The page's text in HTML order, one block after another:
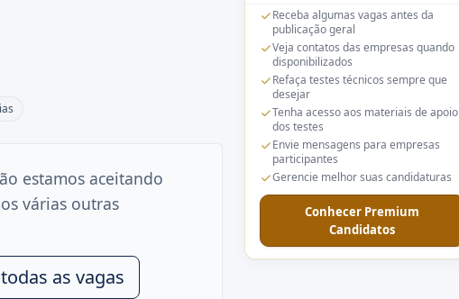
estamos aceitando
várias outras
as vagas
Receba algumas vagas antes da
publicação geral
Veja contatos das empresas quando
disponibilizados
Refaça testes técnicos sempre que
desejar
Tenha acesso aos materiais de apoio
dos testes
Envie mensagens para empresas
participantes
Gerencie melhor suas candidaturas
Conhecer Premium
Candidatos